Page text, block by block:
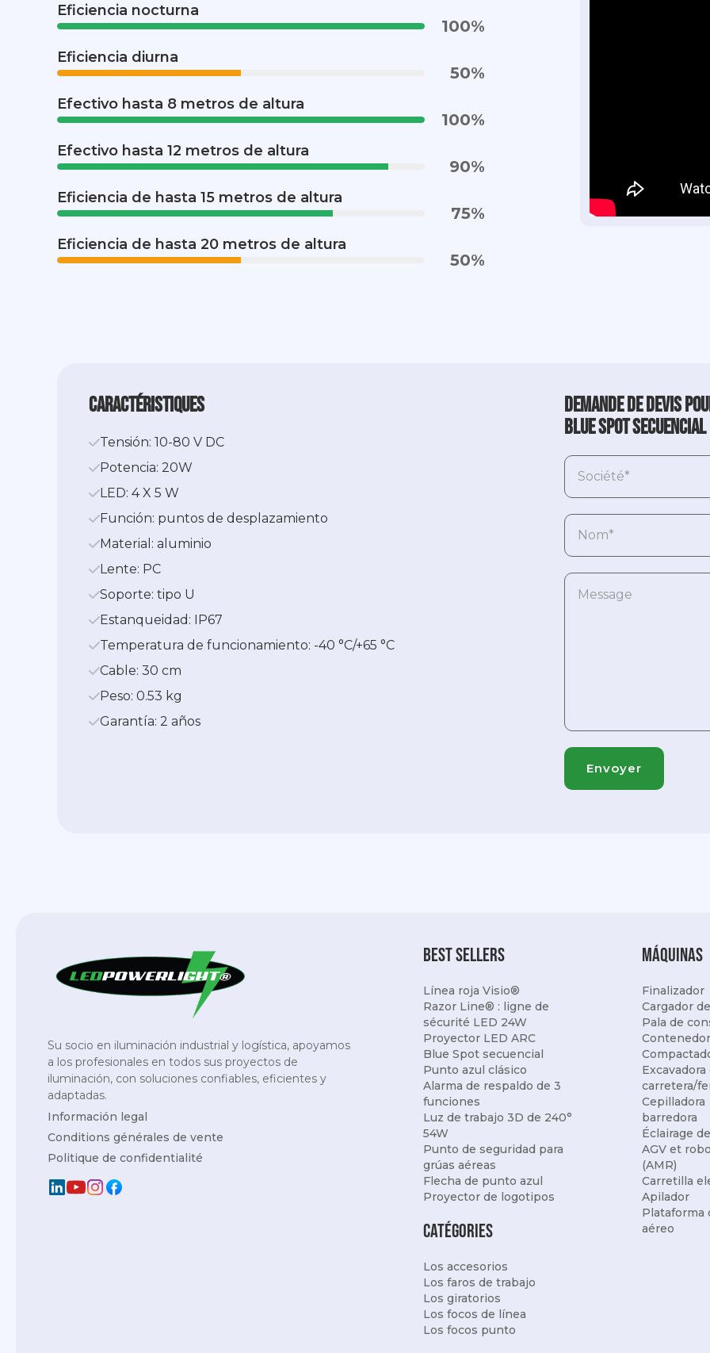
Eficiencia nocturna
100%
Eficiencia diurna
50%
Efectivo hasta 8 metros de altura
100%
Efectivo hasta 12 metros de altura
90%
Eficiencia de hasta 15 metros de altura
75%
Eficiencia de hasta 20 metros de altura
50%
caractéristiques
Tensión: 10-80 V DC
Potencia: 20W
LED: 4 X 5 W
Función: puntos de desplazamiento
Material: aluminio
Lente: PC
Soporte: tipo U
Estanqueidad: IP67
Temperatura de funcionamiento: -40 °C/+65 °C
Cable: 30 cm
Peso: 0.53 kg
Garantía: 2 años
Demande de devis
Blue Spot secuencial
Su socio en iluminación industrial y logística, apoyamos
a los profesionales en todos sus proyectos de
iluminación, con soluciones confiables, eficientes y
adaptadas.
Información legal
Conditions générales de vente
Politique de confidentialité
best sellers
Línea roja Visio®
Razor Line® : ligne de
sécurité LED 24W
Proyector LED ARC
Blue Spot secuencial
Punto azul clásico
Alarma de respaldo de 3
funciones
Luz de trabajo 3D de 240°
54W
Punto de seguridad para
grúas aéreas
Flecha de punto azul
Proyector de logotipos
Catégories
Los accesorios
Los faros de trabajo
Los giratorios
Los focos de línea
Los focos punto
Máquinas
Finalizador
Cargador
Pala de
Excavadora
carretera/
Cepilladora
barredora
Éclairage
AGV et
(AMR)
Carretilla
Apilador
Plataforma
aéreo